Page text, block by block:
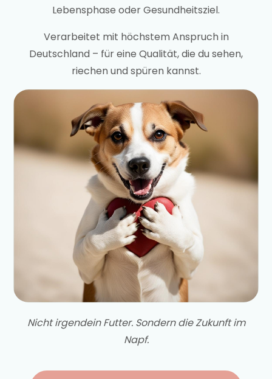
Lebensphase oder Gesundheitsziel.
Verarbeitet mit höchstem Anspruch in
Deutschland – für eine Qualität, die du sehen,
riechen und spüren kannst.
Nicht irgendein Futter. Sondern die Zukunft im
Napf.